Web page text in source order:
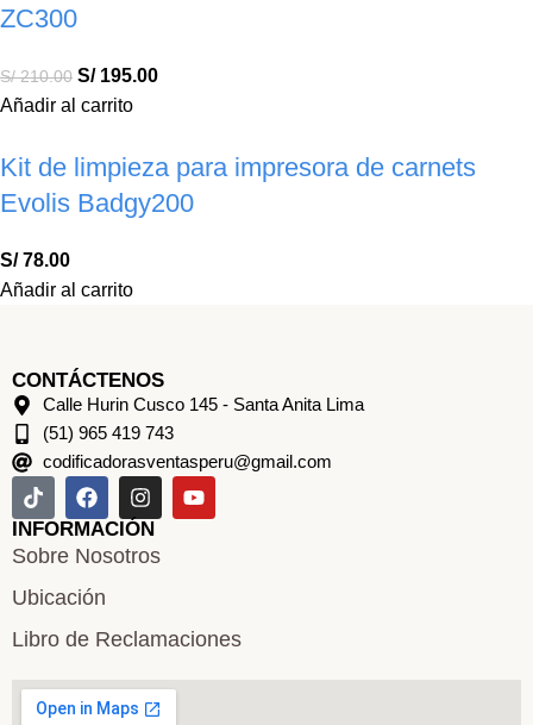
ZC300
S/210.00 S/195.00
Añadir al carrito
Kit de limpieza para impresora de carnets
Evolis Badgy200
S/78.00
Añadir al carrito
CONTÁCTENOS
Calle Hurin Cusco 145 - Santa Anita Lima
(51) 965 419 743
codificadorasventasperu@gmail.com
INFORMACIÓN
Sobre Nosotros
Ubicación
Libro de Reclamaciones